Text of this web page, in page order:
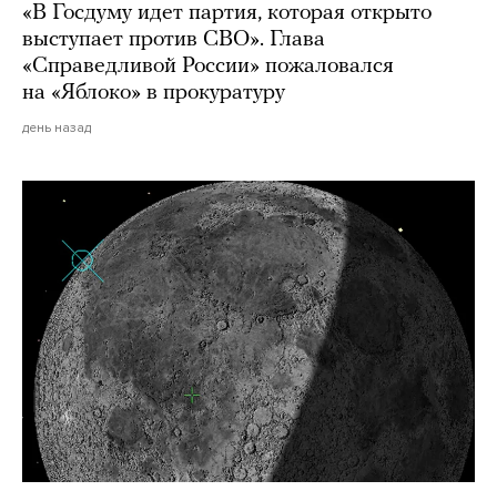
«В Госдуму идет партия, которая открыто
выступает против СВО». Глава
«Справедливой России» пожаловался
на «Яблоко» в прокуратуру
день назад